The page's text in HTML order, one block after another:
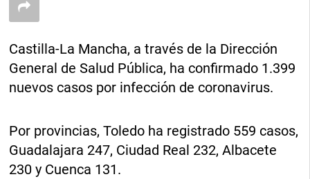
Castilla-La Mancha, a través de la Dirección
General de Salud Pública, ha confirmado 1.399
nuevos casos por infección de coronavirus.
Por provincias, Toledo ha registrado 559 casos,
Guadalajara 247, Ciudad Real 232, Albacete
230 y Cuenca 131.